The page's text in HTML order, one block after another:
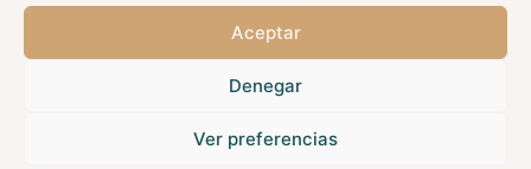
Aceptar
Denegar
Ver preferencias